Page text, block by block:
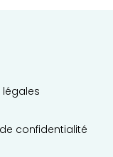
légales
confidentialité